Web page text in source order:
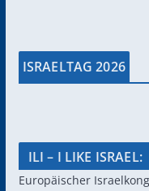
ISRAELTAG 2026
ILI – I LIKE ISRAEL:
Europäischer